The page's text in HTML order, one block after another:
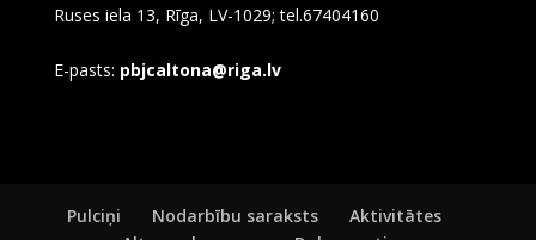
Ruses iela 13, Rīga, LV-1029; tel.67404160
E-pasts: pbjcaltona@riga.lv
Pulciņi Nodarbību saraksts
Aktivitātes